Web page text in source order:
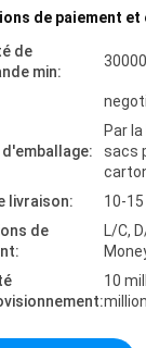
de paiement et
de
min:
Par
sacs
livraison:
10-
de
L/C,
10